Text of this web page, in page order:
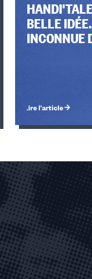
BELLE
INCONNUE
Lire l'article